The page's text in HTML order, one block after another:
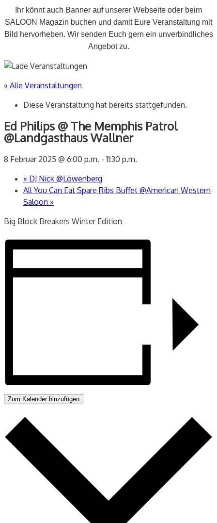
Ihr könnt auch Banner auf unserer Webseite oder beim
SALOON Magazin buchen und damit Eure Veranstaltung mit
Bild hervorheben. Wir senden Euch gern ein unverbindliches
Angebot zu.
« Alle Veranstaltungen
Diese Veranstaltung hat bereits stattgefunden.
Ed Philips @ The Memphis Patrol
@Landgasthaus Wallner
8 Februar 2025 @ 6:00 p.m. -11:30 p.m.
« DJ Nick @Löwenberg
All You Can Eat Spare Ribs Buffet @American Western
Saloon »
Big Block Breakers Winter Edition
Zum Kalender hinzufügen